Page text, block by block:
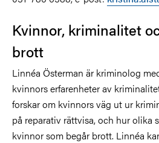
Kvinnor, kriminalitet
brott
Linnéa Österman är kriminolog
kvinnors erfarenheter av
forskar om kvinnors väg ut ur
på reparativ rättvisa, och hur olika
kvinnor som begår brott. Linnéa